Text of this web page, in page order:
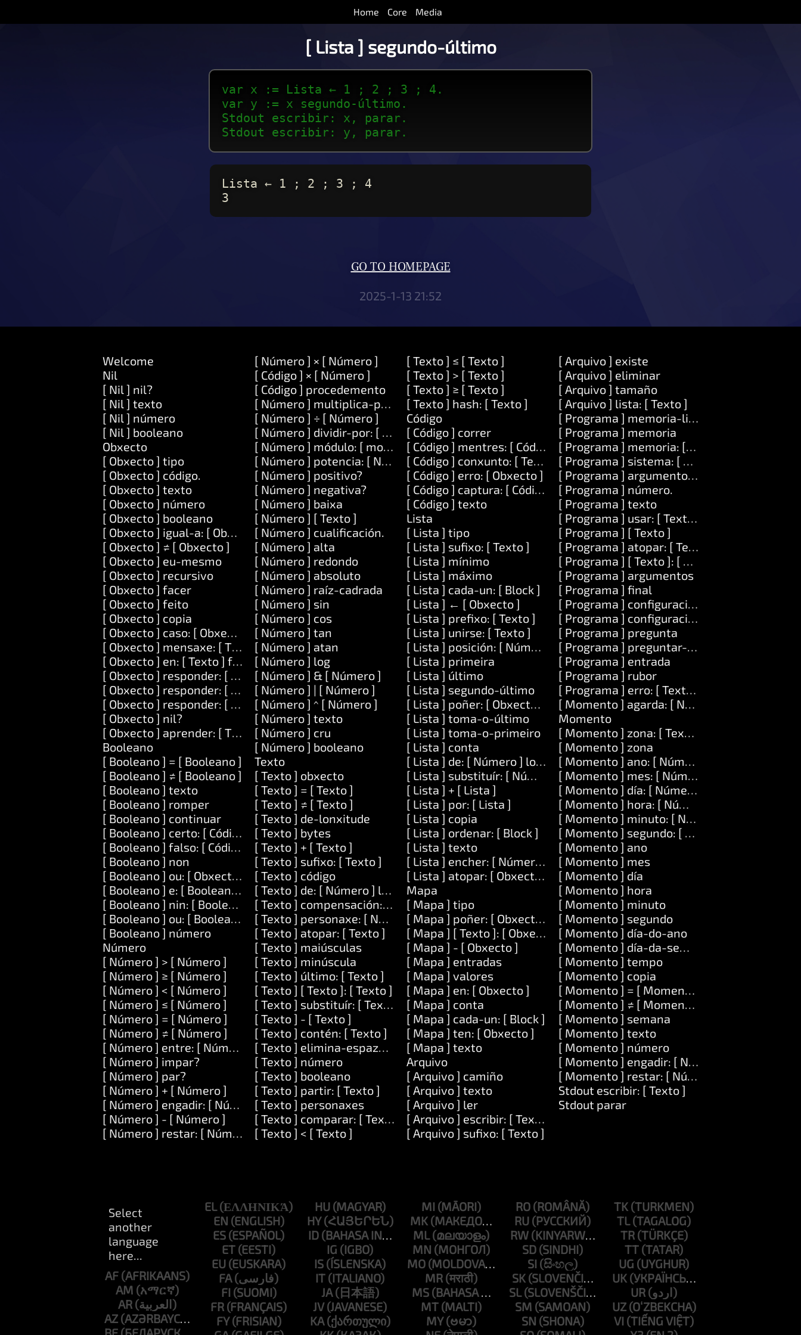
Home Core Media
[ Lista ] segundo-último
var x := Lista ← 1 ; 2 ; 3 ; 4.
var y := x segundo-último.
Stdout escribir: x, parar.
Stdout escribir: y, parar.
Lista ← 1 ; 2 ; 3 ; 4
3
GO TO HOMEPAGE
2025-1-13 21:52
Welcome
Nil
[ Nil ] nil?
[ Nil ] texto
[ Nil ] número
[ Nil ] booleano
Obxecto
[ Obxecto ] tipo
[ Obxecto ] código.
[ Obxecto ] texto
[ Obxecto ] número
[ Obxecto ] booleano
[ Obxecto ] igual-a: [ Obxecto ]
[ Obxecto ] ≠ [ Obxecto ]
[ Obxecto ] eu-mesmo
[ Obxecto ] recursivo
[ Obxecto ] facer
[ Obxecto ] feito
[ Obxecto ] copia
[ Obxecto ] caso: [ Obxecto ] facer: [ Código ]
[ Obxecto ] mensaxe: [ Texto ] argumentos: [ Lista ]
[ Obxecto ] en: [ Texto ] facer: [ Código ]
[ Obxecto ] responder: [ Texto ]
[ Obxecto ] responder: [ Texto ] e: [ Texto ]
[ Obxecto ] responder: [ Texto ] e: [ Texto ] e: [ Texto ]
[ Obxecto ] nil?
[ Obxecto ] aprender: [ Texto ] significa: [ Texto ]
Booleano
[ Booleano ] = [ Booleano ]
[ Booleano ] ≠ [ Booleano ]
[ Booleano ] texto
[ Booleano ] romper
[ Booleano ] continuar
[ Booleano ] certo: [ Código ]
[ Booleano ] falso: [ Código ]
[ Booleano ] non
[ Booleano ] ou: [ Obxecto ] ou: [ Obxecto ]
[ Booleano ] e: [ Booleano ]
[ Booleano ] nin: [ Booleano ]
[ Booleano ] ou: [ Booleano ]
[ Booleano ] número
Número
[ Número ] > [ Número ]
[ Número ] ≥ [ Número ]
[ Número ] < [ Número ]
[ Número ] ≤ [ Número ]
[ Número ] = [ Número ]
[ Número ] ≠ [ Número ]
[ Número ] entre: [ Número ] e: [ Número ]
[ Número ] impar?
[ Número ] par?
[ Número ] + [ Número ]
[ Número ] engadir: [ Número ]
[ Número ] - [ Número ]
[ Número ] restar: [ Número ]
[ Número ] × [ Número ]
[ Código ] × [ Número ]
[ Código ] procedemento
[ Número ] multiplica-por: [ Número ]
[ Número ] ÷ [ Número ]
[ Número ] dividir-por: [ Número ]
[ Número ] módulo: [ modulo ]
[ Número ] potencia: [ Número ]
[ Número ] positivo?
[ Número ] negativa?
[ Número ] baixa
[ Número ] [ Texto ]
[ Número ] cualificación.
[ Número ] alta
[ Número ] redondo
[ Número ] absoluto
[ Número ] raíz-cadrada
[ Número ] sin
[ Número ] cos
[ Número ] tan
[ Número ] atan
[ Número ] log
[ Número ] & [ Número ]
[ Número ] | [ Número ]
[ Número ] ^ [ Número ]
[ Número ] texto
[ Número ] cru
[ Número ] booleano
Texto
[ Texto ] obxecto
[ Texto ] = [ Texto ]
[ Texto ] ≠ [ Texto ]
[ Texto ] de-lonxitude
[ Texto ] bytes
[ Texto ] + [ Texto ]
[ Texto ] sufixo: [ Texto ]
[ Texto ] código
[ Texto ] de: [ Número ] lonxitude: [ Número ]
[ Texto ] compensación: [ Número ]
[ Texto ] personaxe: [ Número ]
[ Texto ] atopar: [ Texto ]
[ Texto ] maiúsculas
[ Texto ] minúscula
[ Texto ] último: [ Texto ]
[ Texto ] [ Texto ]: [ Texto ]
[ Texto ] substituír: [ Texto ] por: [ Texto ]
[ Texto ] - [ Texto ]
[ Texto ] contén: [ Texto ]
[ Texto ] elimina-espazos-circundantes
[ Texto ] número
[ Texto ] booleano
[ Texto ] partir: [ Texto ]
[ Texto ] personaxes
[ Texto ] comparar: [ Texto ]
[ Texto ] < [ Texto ]
[ Texto ] ≤ [ Texto ]
[ Texto ] > [ Texto ]
[ Texto ] ≥ [ Texto ]
[ Texto ] hash: [ Texto ]
Código
[ Código ] correr
[ Código ] mentres: [ Código ]
[ Código ] conxunto: [ Texto ] valor: [ Obxecto ]
[ Código ] erro: [ Obxecto ]
[ Código ] captura: [ Código ]
[ Código ] texto
Lista
[ Lista ] tipo
[ Lista ] sufixo: [ Texto ]
[ Lista ] mínimo
[ Lista ] máximo
[ Lista ] cada-un: [ Block ]
[ Lista ] ← [ Obxecto ]
[ Lista ] prefixo: [ Texto ]
[ Lista ] unirse: [ Texto ]
[ Lista ] posición: [ Número ]
[ Lista ] primeira
[ Lista ] último
[ Lista ] segundo-último
[ Lista ] poñer: [ Obxecto ] en: [ Número ]
[ Lista ] toma-o-último
[ Lista ] toma-o-primeiro
[ Lista ] conta
[ Lista ] de: [ Número ] lonxitude: [ Número ]
[ Lista ] substituír: [ Número ] lonxitude: [ Número ] con: [ Lista ]
[ Lista ] + [ Lista ]
[ Lista ] por: [ Lista ]
[ Lista ] copia
[ Lista ] ordenar: [ Block ]
[ Lista ] texto
[ Lista ] encher: [ Número ] con: [ Obxecto ]
[ Lista ] atopar: [ Obxecto ]
Mapa
[ Mapa ] tipo
[ Mapa ] poñer: [ Obxecto ] en: [ Obxecto ]
[ Mapa ] [ Texto ]: [ Obxecto ]
[ Mapa ] - [ Obxecto ]
[ Mapa ] entradas
[ Mapa ] valores
[ Mapa ] en: [ Obxecto ]
[ Mapa ] conta
[ Mapa ] cada-un: [ Block ]
[ Mapa ] ten: [ Obxecto ]
[ Mapa ] texto
Arquivo
[ Arquivo ] camiño
[ Arquivo ] texto
[ Arquivo ] ler
[ Arquivo ] escribir: [ Texto ]
[ Arquivo ] sufixo: [ Texto ]
[ Arquivo ] existe
[ Arquivo ] eliminar
[ Arquivo ] tamaño
[ Arquivo ] lista: [ Texto ]
[ Programa ] memoria-limpa
[ Programa ] memoria
[ Programa ] memoria: [Number]
[ Programa ] sistema: [ Texto ]
[ Programa ] argumento: [ Número ]
[ Programa ] número.
[ Programa ] texto
[ Programa ] usar: [ Texto ]
[ Programa ] [ Texto ]
[ Programa ] atopar: [ Texto ]
[ Programa ] [ Texto ]: [ Texto ]
[ Programa ] argumentos
[ Programa ] final
[ Programa ] configuración: [ Texto ]
[ Programa ] configuración: [ Texto ] valor: [
[ Programa ] pregunta
[ Programa ] preguntar-contrasinal
[ Programa ] entrada
[ Programa ] rubor
[ Programa ] erro: [ Texto ]
[ Momento ] agarda: [ Número ]
Momento
[ Momento ] zona: [ Texto ]
[ Momento ] zona
[ Momento ] ano: [ Número ]
[ Momento ] mes: [ Número ]
[ Momento ] día: [ Número ]
[ Momento ] hora: [ Número ]
[ Momento ] minuto: [ Número ]
[ Momento ] segundo: [ Número ]
[ Momento ] ano
[ Momento ] mes
[ Momento ] día
[ Momento ] hora
[ Momento ] minuto
[ Momento ] segundo
[ Momento ] día-do-ano
[ Momento ] día-da-semana
[ Momento ] tempo
[ Momento ] copia
[ Momento ] = [ Momento ]
[ Momento ] ≠ [ Momento ]
[ Momento ] semana
[ Momento ] texto
[ Momento ] número
[ Momento ] engadir: [ Número ]
[ Momento ] restar: [ Número ]
Stdout escribir: [ Texto ]
Stdout parar
AF
AM
AR
AZ
EL
EN
ES
ET
EU
FA
FI
FR
FY
HU
HY
ID
IG
IS
IT
JA
JV
KA
MI
MK
ML
MN
MO
MR
MS
MT
MY
RO
RU
RW
SD
SI
SK
SL
SM
SN
TK
TL
TR
TT
UG
UK
UR
UZ
VI